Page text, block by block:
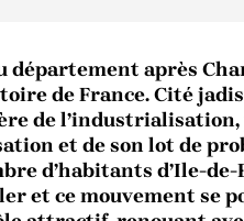
département après
de France. Cité
de
et de son lot de
d’habitants d’Ile-
et ce mouvement se